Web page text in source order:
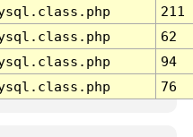
211
62
94
76